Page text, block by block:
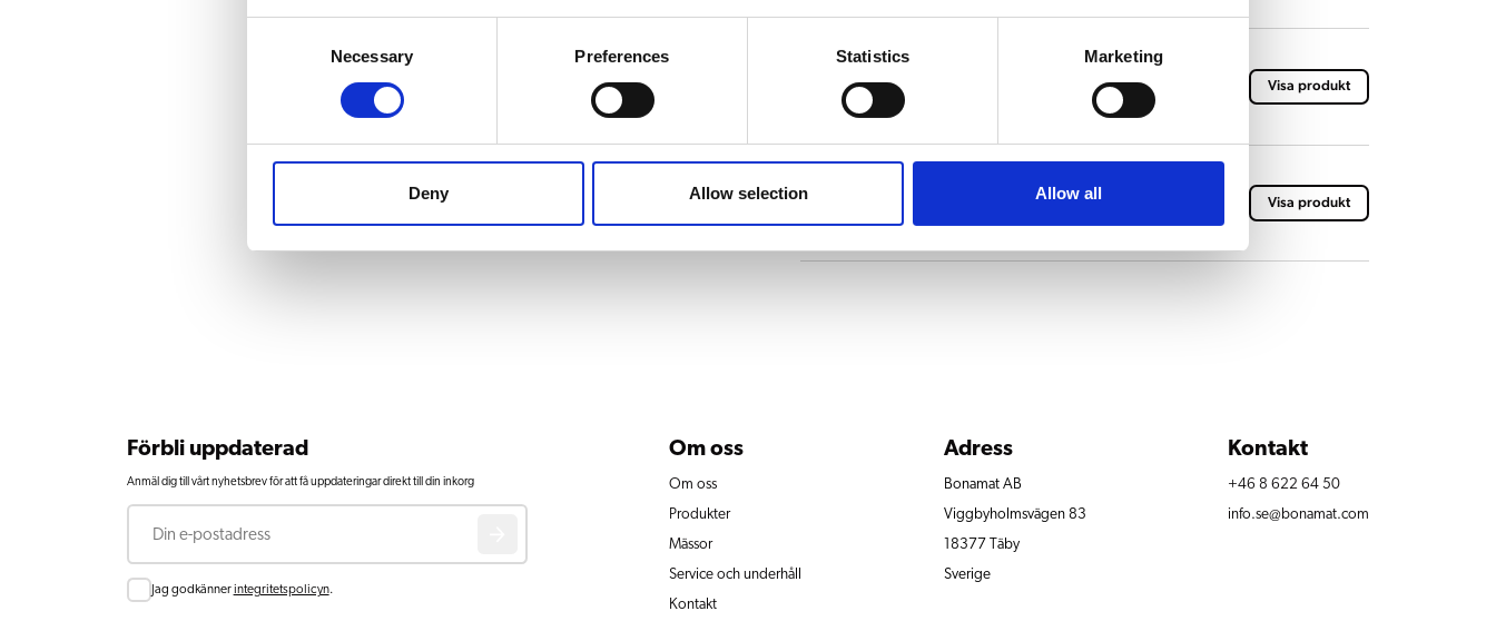
Necessary Preferences Statistics Marketing
Deny Allow selection Allow all
Visa produkt
Filterhållare B5 (HW) Visa produkt
Förbli uppdaterad
Anmäl dig till vårt nyhetsbrev för att få uppdateringar direkt till din inkorg
E-post
Consent
Jag godkännerintegritetspolicyn.
Om oss
Om oss
Produkter
Mässor
Service och underhåll
Kontakt
Adress
Bonamat AB
Viggbyholmsvägen 83
18377 Täby
Sverige
Kontakt
+46 8 622 64 50
info.se@bonamat.com